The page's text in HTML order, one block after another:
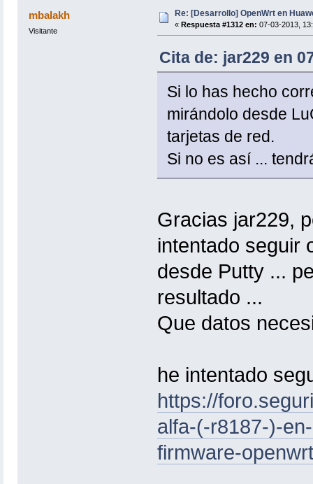
mbalakh
Visitante
Re: [Desarrollo] OpenWrt en
« Respuesta #1312 en: 07-03-2013,
Cita de: jar229 en
Si lo has hecho
mirándolo desde
tarjetas de red.
Si no es así ...
Gracias jar229,
intentado seguir
desde Putty ...
resultado ...
Que datos
he intentado
https://
alfa-(-r8187-)-
firmware-